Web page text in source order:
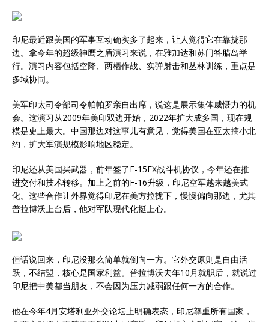
印尼最近跟美国的军事互动确实多了起来，让人觉得它在靠拢那
边。拿今年的超级神鹰之盾演习来说，在雅加达和苏门答腊岛举
行。演习内容包括空降、两栖作战、实弹射击和丛林训练，重点是
多域协同。
美军印太司令部司令帕帕罗亲自出席，说这是展示集体威慑力的机
会。这演习从2009年美印双边开始，2022年扩大成多国，现在规
模是史上最大。中国那边对这事儿有意见，觉得美国在亚太搞小北
约，扩大军演规模影响地区稳定。
印尼还从美国买武器，前年签了F-15EX战斗机协议，今年还在推
进交付和技术转移。加上之前的F-16升级，印尼空军越来越美式
化。这些合作让外界觉得印尼在美方拉拢下，慢慢偏向那边，尤其
普拉博沃上台后，他对军队现代化挺上心。
但话说回来，印尼没那么简单就倒向一方。它外交原则是自由活
跃，不结盟，核心是国家利益。普拉博沃去年10月就职后，就说过
印尼把中美都当朋友，不会因为压力减弱跟任何一方的合作。
他在今年4月安塔利亚外交论坛上明确表态，印尼尊重所有国家，